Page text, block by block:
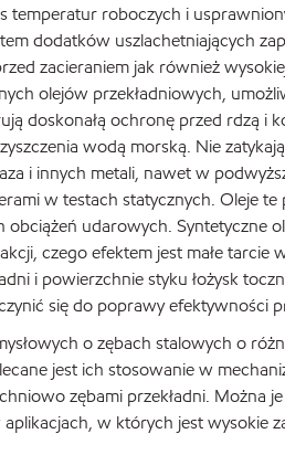
temperatur roboczych i
dodatków uszlachetniających
zacieraniem jak również
olejów przekładniowych,
doskonałą ochronę przed rdzą i
wodą morską. Nie
i innych metali, nawet w
w testach statycznych. Oleje te
udarowych. Syntetyczne
czego efektem jest małe tarcie
i powierzchnie styku łożysk
się do poprawy efektywności
o zębach stalowych o
jest ich stosowanie w
zębami przekładni. Można
w których jest wysokie